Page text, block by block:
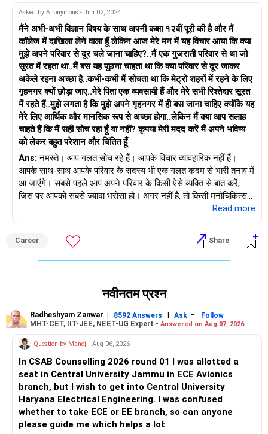
- प्रत्येक के पक्ष और विपक्ष की सूची बनाएँ
- वह चुनें जो आर्थिक रूप से व्यवहार्य हो
- अपने माता-पिता को यह चुनने दें कि वे कहाँ रहना चाहते हैं
आपने अभी-अभी अपना पारिवारिक जीवन शुरू किया है; विकास के दृष्टिकोण से
जो सबसे अच्छा है उस पर ध्यान केंद्रित करें...ऐसे निर्णय लें जो आपकी शादी
और करियर को आगे बढ़ाने में मदद करें...और ओह, आप शहर में अपराध देखना
चुन सकते हैं या आप अवसर देखना चुन सकते हैं...आपका ध्यान कहाँ है?
शुभकामनाएँ!
अनु कृष्णा
माइंड कोच|एनएलपी ट्रेनर|लेखक
ड्रॉप इन: www.unfear.io
मुझसे संपर्क करें: Facebook: anukrish07/ और LinkedIn:
anukrishna-joyofserving/
Asked by Anonymous - Jun 02, 2024
मैंने अभी-अभी विज्ञान विषय के साथ अपनी कक्षा १२वीं पूरी की है और मैं
कॉलेज में दाखिला लेने वाला हूँ लेकिन आज मेरे मन में यह विचार आया कि क्या
मुझे अपने परिवार से दूर चले जाना चाहिए?..मैं एक गुजराती परिवार से था जो
सूरत में रहता था..मैं बस यह पूछना चाहता था कि क्या परिवार से दूर जाकर
अकेले रहना अच्छा है..कभी-कभी मैं सोचता था कि मेट्रो शहरों में रहने के लिए
गृहनगर क्यों छोड़ा जाए..मेरे पिता एक व्यवसायी हैं और मेरे सभी रिश्तेदार सूरत
में रहते हैं..मुझे लगता है कि मुझे अपने गृहनगर में ही बस जाना चाहिए क्योंकि यह
मेरे लिए आर्थिक और मानसिक रूप से अच्छा होगा..लेकिन मैं क्या आप सलाह
चाहते हैं कि मैं सही सोच रहा हूँ या नहीं? कृपया मेरी मदद करें मैं अपने भविष्य
को लेकर बहुत परेशान और चिंतित हूँ
Ans: नमस्ते। आप गलत सोच रहे हैं। आपके विचार व्यावहारिक नहीं हैं।
आपके साथ-साथ आपके परिवार के सदस्य भी एक गलत कदम से भारी तनाव में
आ जाएंगे। सबसे पहले आप अपने परिवार के किसी ऐसे व्यक्ति से बात करें,
जिस पर आपको सबसे ज्यादा भरोसा हो। अगर नहीं है, तो किसी मनोचिकित्सक
राधेश्याम झंवर, औरंगाबाद (एमएस)
...Read more
Career Share
नवीनतम प्रश्न
Radheshyam Zanwar | 8592 Answers | Ask -
Follow
MHT-CET, IIT-JEE, NEET-UG Expert - Answered on Aug 07, 2026
Question by Manoj - Aug 06, 2026
In CSAB Counselling 2026 round 01 I was allotted a
seat in Central University Jammu in ECE Avionics
branch, but I wish to get into Central University
Haryana Electrical Engineering. I was confused
whether to take ECE or EE branch, so can anyone
please guide me which helps a lot